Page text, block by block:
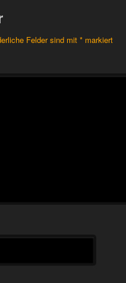
Felder sind mit *markiert